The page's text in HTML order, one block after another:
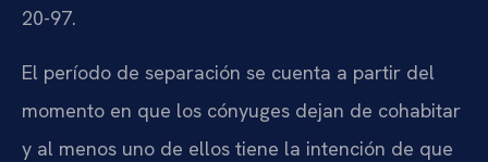
20-97.
El período de separación se cuenta a partir del
momento en que los cónyuges dejan de cohabitar
y al menos uno de ellos tiene la intención de que